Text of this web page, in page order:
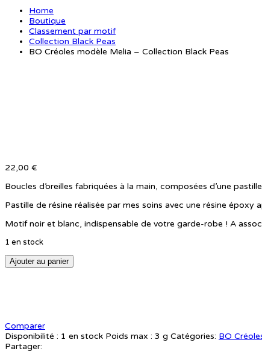
Home
Boutique
Classement par motif
Collection Black Peas
BO Créoles modèle Melia – Collection Black Peas
22,00 €
Boucles d’oreilles fabriquées à la main, composées d’une
Pastille de résine réalisée par mes soins avec une résine
Motif noir et blanc, indispensable de votre garde-robe ! A
1 en stock
Ajouter au panier
Comparer
Disponibilité : 1 en stock Poids max : 3 g Catégories: BO
Partager: